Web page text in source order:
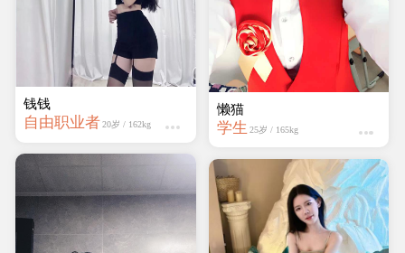
钱钱
自由职业者 20岁 / 162kg
迷人的妖精
学生 21岁 / 159kg